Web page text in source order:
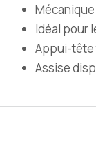
Idéal pour
Appui-tête
Assise